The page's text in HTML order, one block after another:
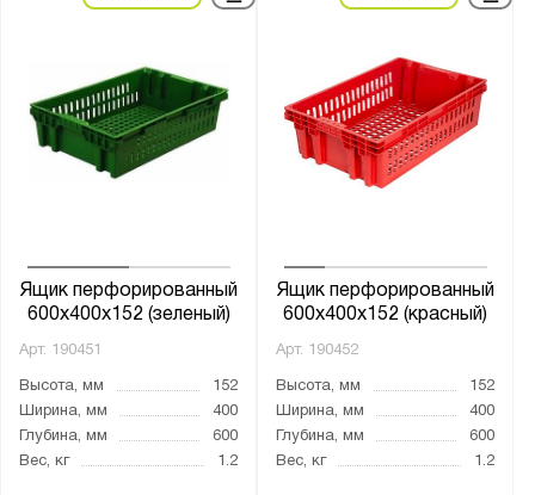
Ящик перфорированный
600x400x152 (зеленый)
Арт. 190451
Высота, мм
152
Ширина, мм
400
Глубина, мм
600
Вес, кг
1.2
Ящик перфорированный
600x400x152 (красный)
Арт. 190452
Высота, мм
152
Ширина, мм
400
Глубина, мм
600
Вес, кг
1.2